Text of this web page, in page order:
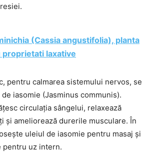
(Cassia angustifolia), planta
proprietati laxative
pentru calmarea sistemului nervos, se
iasomie (Jasminus communis).
circulația sângelui, relaxează
și ameliorează durerile musculare. În
uleiul de iasomie pentru masaj și
pentru uz intern.